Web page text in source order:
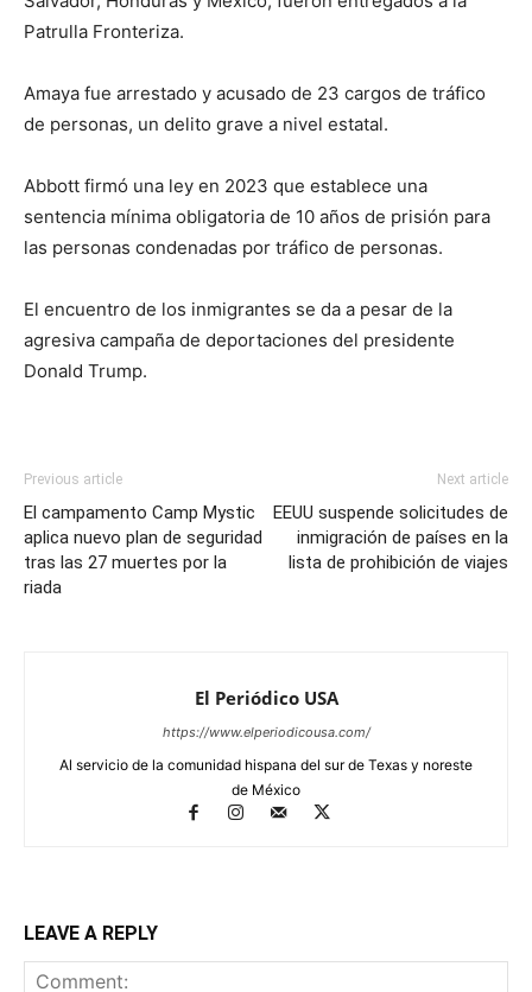
Patrulla Fronteriza.
Amaya fue arrestado y acusado de 23 cargos de tráfico
de personas, un delito grave a nivel estatal.
Abbott firmó una ley en 2023 que establece una
sentencia mínima obligatoria de 10 años de prisión para
las personas condenadas por tráfico de personas.
El encuentro de los inmigrantes se da a pesar de la
agresiva campaña de deportaciones del presidente
Donald Trump.
Previous article
El campamento Camp Mystic
aplica nuevo plan de seguridad
tras las 27 muertes por la
riada
Next article
EEUU suspende solicitudes de
inmigración de países en la
lista de prohibición de viajes
El Periódico USA
https://www.elperiodicousa.com/
Al servicio de la comunidad hispana del sur de Texas y noreste
de México
LEAVE A REPLY